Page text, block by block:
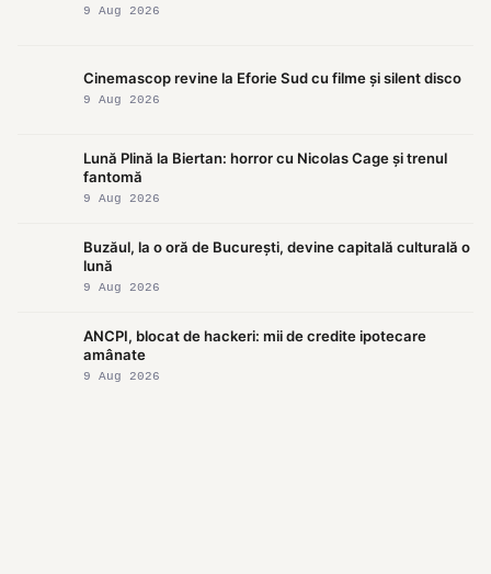
9 Aug 2026
Cinemascop revine la Eforie Sud cu filme și silent disco
9 Aug 2026
Lună Plină la Biertan: horror cu Nicolas Cage și trenul
fantomă
9 Aug 2026
Buzăul, la o oră de București, devine capitală culturală o
lună
9 Aug 2026
ANCPI, blocat de hackeri: mii de credite ipotecare
amânate
9 Aug 2026